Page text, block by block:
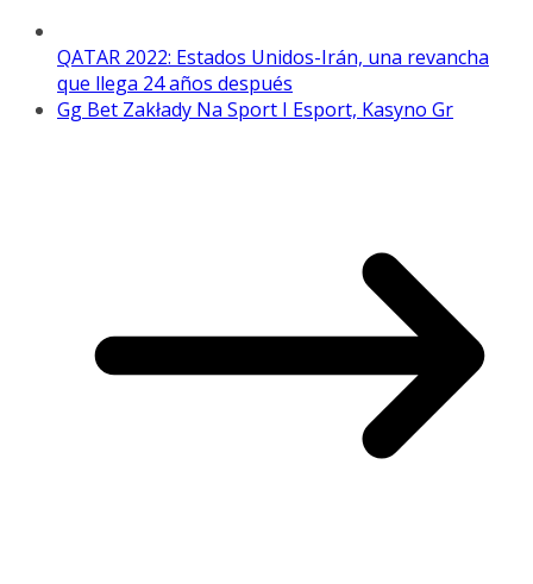
QATAR 2022: Estados Unidos-Irán, una revancha
que llega 24 años después
Gg Bet Zakłady Na Sport I Esport, Kasyno Gr